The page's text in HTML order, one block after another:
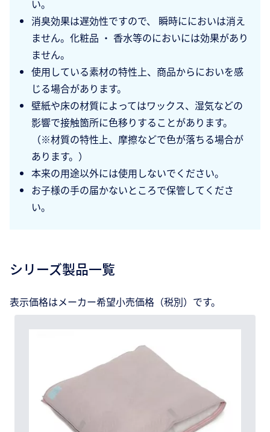
い。
消臭効果は遅効性ですので、 瞬時ににおいは消え
ません。化粧品 ・ 香水等のにおいには効果があり
ません。
使用している素材の特性上、商品からにおいを感
じる場合があります。
壁紙や床の材質によってはワックス、湿気などの
影響で接触箇所に色移りすることがあります。
（※材質の特性上、摩擦などで色が落ちる場合が
あります。）
本来の用途以外には使用しないでください。
お子様の手の届かないところで保管してくださ
い。
シリーズ製品一覧
表示価格はメーカー希望小売価格（税別）です。